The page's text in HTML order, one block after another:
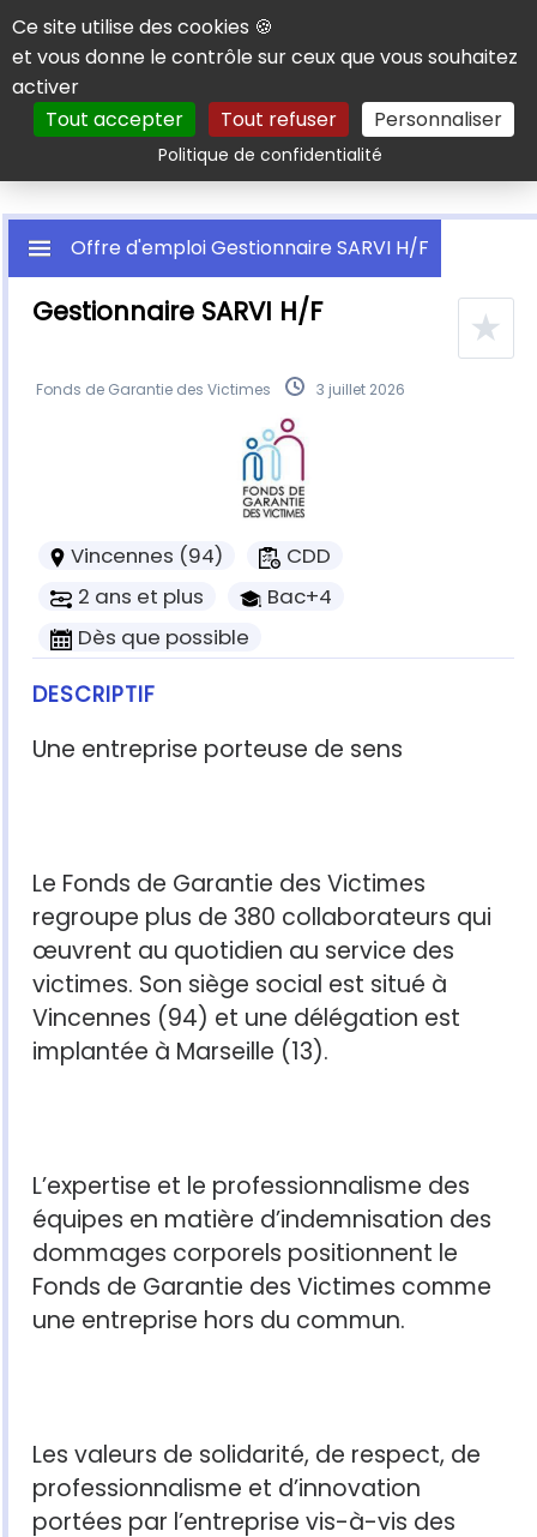
Panneau de gestion des cookies
Ce site utilise des cookies 🍪
et vous donne le contrôle sur ceux que vous souhaitez
activer
Tout accepter
Tout refuser Personnaliser
Politique de confidentialitéRechercher
Offre d'emploi Gestionnaire SARVI H/F
Gestionnaire SARVI H/F ★
Fonds de Garantie des Victimes 3 juillet 2026
DESCRIPTIF
Une entreprise porteuse de sens
Le Fonds de Garantie des Victimes
regroupe plus de 380 collaborateurs qui
œuvrent au quotidien au service des
victimes. Son siège social est situé à
Vincennes (94) et une délégation est
implantée à Marseille (13).
L’expertise et le professionnalisme des
équipes en matière d’indemnisation des
dommages corporels positionnent le
Fonds de Garantie des Victimes comme
une entreprise hors du commun.
Les valeurs de solidarité, de respect, de
professionnalisme et d’innovation
portées par l’entreprise vis-à-vis des
Vincennes (94)
CDD
2 ans et plus
Bac+4
Dès que possible